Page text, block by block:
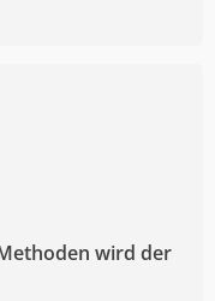
wird der